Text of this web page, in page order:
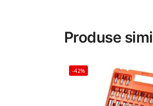
Produse
-42%